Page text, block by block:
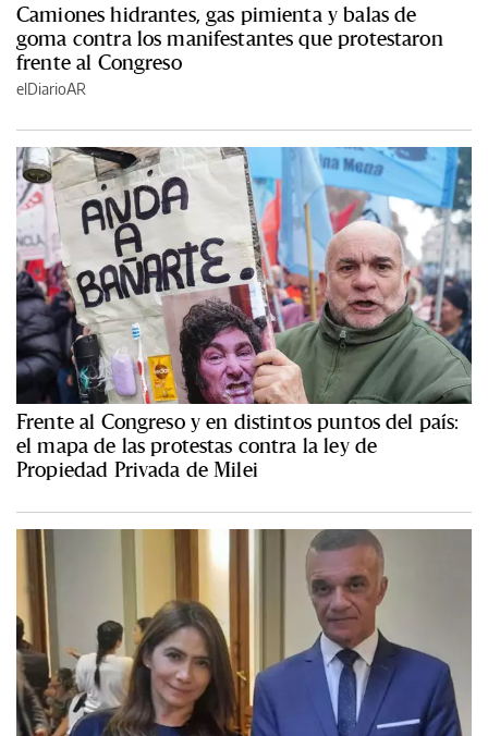
Camiones hidrantes, gas pimienta y balas de
goma contra los manifestantes que protestaron
frente al Congreso
elDiarioAR
Frente al Congreso y en distintos puntos del país:
el mapa de las protestas contra la ley de
Propiedad Privada de Milei